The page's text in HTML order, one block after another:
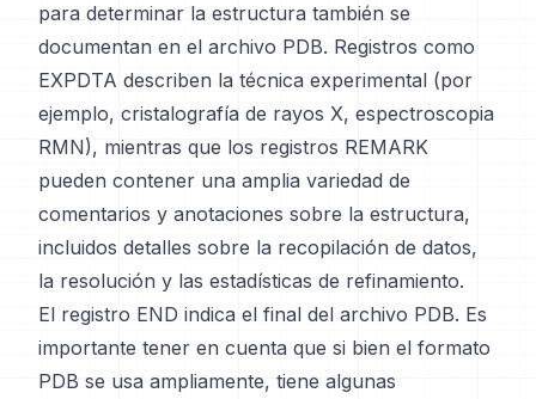
para determinar la estructura también se
documentan en el archivo PDB. Registros como
EXPDTA describen la técnica experimental (por
ejemplo, cristalografía de rayos X, espectroscopia
RMN), mientras que los registros REMARK
pueden contener una amplia variedad de
comentarios y anotaciones sobre la estructura,
incluidos detalles sobre la recopilación de datos,
la resolución y las estadísticas de refinamiento.
El registro END indica el final del archivo PDB. Es
importante tener en cuenta que si bien el formato
PDB se usa ampliamente, tiene algunas